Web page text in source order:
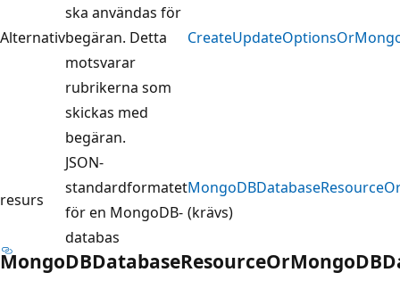
Alternativ
ska användas för
begäran. Detta
motsvarar
rubrikerna som
skickas med
begäran.
resurs
JSON-
standardformatet
för en MongoDB-
databas
(krävs)